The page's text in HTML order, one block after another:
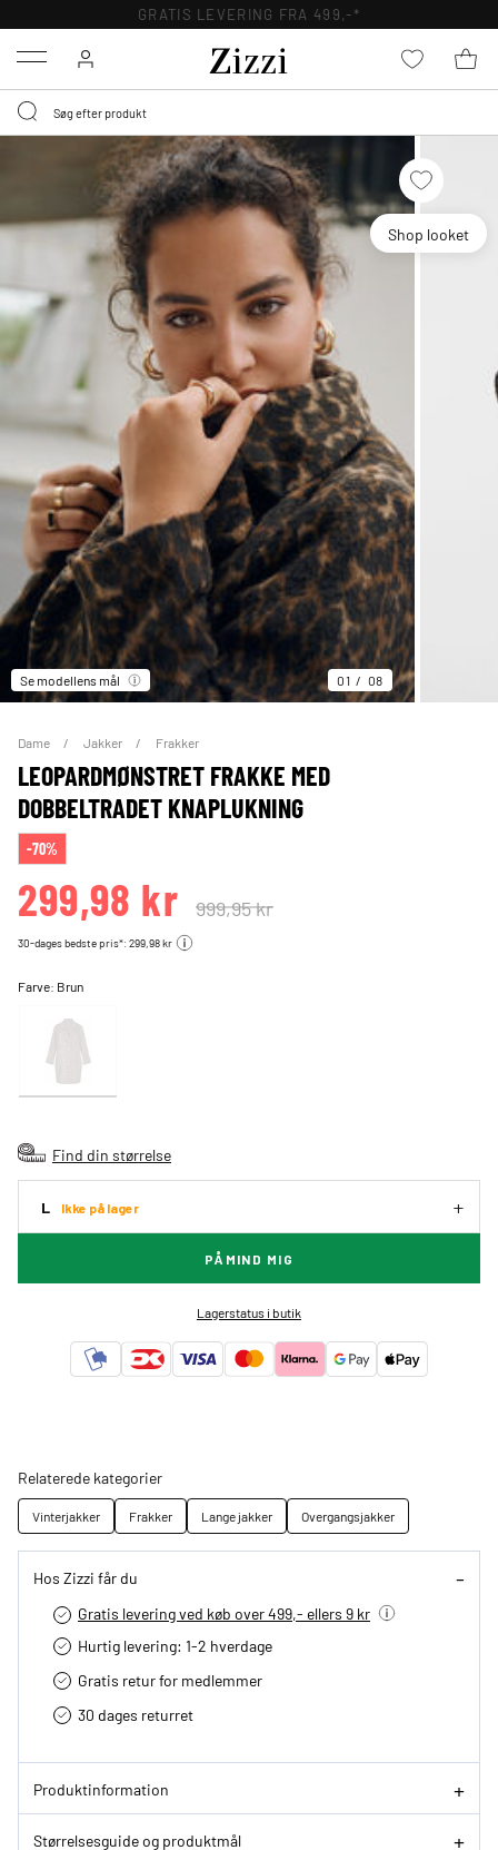
GRATIS LEVERING FRA 499,-*
Menu
Shop looket
Se modellens mål 01 08
Dame Jakker Frakker
LEOPARDMØNSTRET FRAKKE MED
DOBBELTRADET KNAPLUKNING
-70%
299,98 kr 999,95 kr
30-dages bedste pris*: 299,98 kr
Farve: Brun
Find din størrelse
L Ikke på lager
PÅMIND MIG
Lagerstatus i butik
Relaterede kategorier
Vinterjakker Frakker Lange jakker Overgangsjakker
Hos Zizzi får du
Gratis levering ved køb over 499,- ellers 9 kr
Hurtig levering­: 1-2 hverdage
Gratis retur for medlemmer
30 dages returret
Produktinformation
Størrelsesguide og produktmål